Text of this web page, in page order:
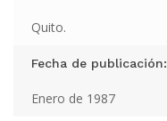
Quito.
Fecha de publicación:
Enero de 1987